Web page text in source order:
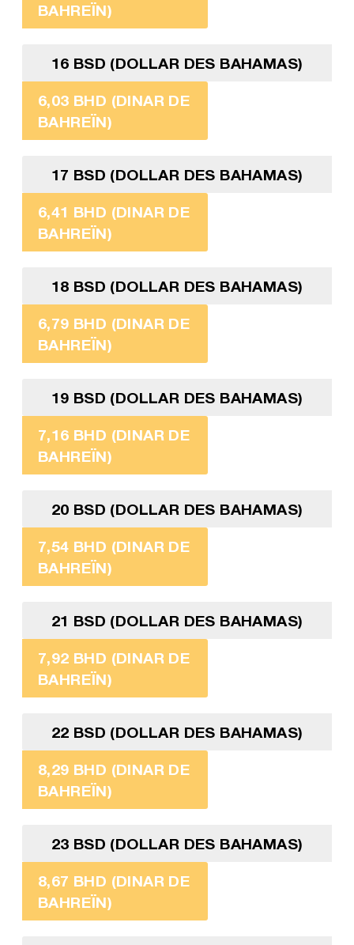
BAHREÏN)
16 BSD (DOLLAR DES BAHAMAS)
6,03 BHD (DINAR DE
BAHREÏN)
17 BSD (DOLLAR DES BAHAMAS)
6,41 BHD (DINAR DE
BAHREÏN)
18 BSD (DOLLAR DES BAHAMAS)
6,79 BHD (DINAR DE
BAHREÏN)
19 BSD (DOLLAR DES BAHAMAS)
7,16 BHD (DINAR DE
BAHREÏN)
20 BSD (DOLLAR DES BAHAMAS)
7,54 BHD (DINAR DE
BAHREÏN)
21 BSD (DOLLAR DES BAHAMAS)
7,92 BHD (DINAR DE
BAHREÏN)
22 BSD (DOLLAR DES BAHAMAS)
8,29 BHD (DINAR DE
BAHREÏN)
23 BSD (DOLLAR DES BAHAMAS)
8,67 BHD (DINAR DE
BAHREÏN)